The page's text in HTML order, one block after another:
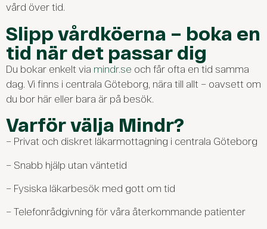
vård över tid.
Slipp vårdköerna – boka en
tid när det passar dig
Du bokar enkelt via mindr.se och får ofta en tid samma
dag. Vi finns i centrala Göteborg, nära till allt – oavsett om
du bor här eller bara är på besök.
Varför välja Mindr?
– Privat och diskret läkarmottagning i centrala Göteborg
– Snabb hjälp utan väntetid
– Fysiska läkarbesök med gott om tid
– Telefonrådgivning för våra återkommande patienter